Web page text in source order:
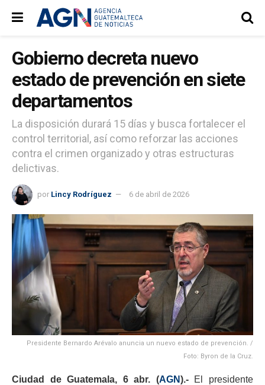
Gobierno decreta nuevo
estado de prevención en siete
departamentos
La disposición durará 15 días y busca fortalecer el
control territorial, así como reforzar las acciones
contra el crimen organizado y otras estructuras
delictivas.
por Lincy Rodríguez 6 de abril de 2026
Presidente Bernardo Arévalo anuncia un nuevo estado de prevención. /
Foto: Byron de la Cruz.
Ciudad de Guatemala, 6 abr. (AGN).- El presidente